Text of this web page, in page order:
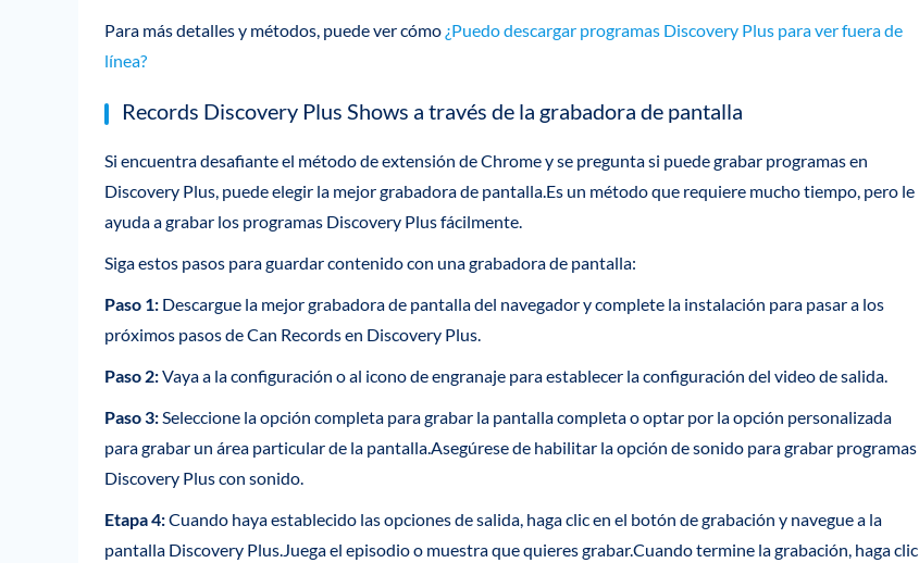
Para más detalles y métodos, puede ver cómo ¿Puedo descargar programas Discovery Plus para ver fuera de
línea?
Records Discovery Plus Shows a través de la grabadora de pantalla
Si encuentra desafiante el método de extensión de Chrome y se pregunta si puede grabar programas en
Discovery Plus, puede elegir la mejor grabadora de pantalla.Es un método que requiere mucho tiempo, pero le
ayuda a grabar los programas Discovery Plus fácilmente.
Siga estos pasos para guardar contenido con una grabadora de pantalla:
Paso 1: Descargue la mejor grabadora de pantalla del navegador y complete la instalación para pasar a los
próximos pasos de Can Records en Discovery Plus.
Paso 2:Vaya a la configuración o al icono de engranaje para establecer la configuración del video de salida.
Paso 3:Seleccione la opción completa para grabar la pantalla completa o optar por la opción personalizada
para grabar un área particular de la pantalla.Asegúrese de habilitar la opción de sonido para grabar programas
Discovery Plus con sonido.
Etapa 4:Cuando haya establecido las opciones de salida, haga clic en el botón de grabación y navegue a la
pantalla Discovery Plus.Juega el episodio o muestra que quieres grabar.Cuando termine la grabación, haga clic